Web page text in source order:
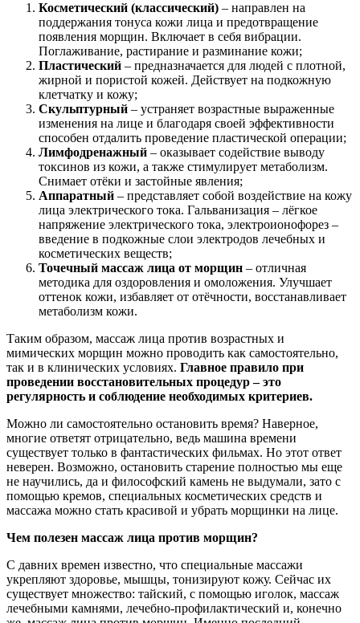
Косметический (классический) – направлен на
поддержания тонуса кожи лица и предотвращение
появления морщин. Включает в себя вибрации.
Поглаживание, растирание и разминание кожи;
Пластический – предназначается для людей с плотной,
жирной и пористой кожей. Действует на подкожную
клетчатку и кожу;
Скульптурный – устраняет возрастные выраженные
изменения на лице и благодаря своей эффективности
способен отдалить проведение пластической операции;
Лимфодренажный – оказывает содействие выводу
токсинов из кожи, а также стимулирует метаболизм.
Снимает отёки и застойные явления;
Аппаратный – представляет собой воздействие на кожу
лица электрического тока. Гальванизация – лёгкое
напряжение электрического тока, электроионофорез –
введение в подкожные слои электродов лечебных и
косметических веществ;
Точечный массаж лица от морщин – отличная
методика для оздоровления и омоложения. Улучшает
оттенок кожи, избавляет от отёчности, восстанавливает
метаболизм кожи.
Таким образом, массаж лица против возрастных и
мимических морщин можно проводить как самостоятельно,
так и в клинических условиях. Главное правило при
проведении восстановительных процедур – это
регулярность и соблюдение необходимых критериев.
Можно ли самостоятельно остановить время? Наверное,
многие ответят отрицательно, ведь машина времени
существует только в фантастических фильмах. Но этот ответ
неверен. Возможно, остановить старение полностью мы еще
не научились, да и философский камень не выдумали, зато с
помощью кремов, специальных косметических средств и
массажа можно стать красивой и убрать морщинки на лице.
Чем полезен массаж лица против морщин?
С давних времен известно, что специальные массажи
укрепляют здоровье, мышцы, тонизируют кожу. Сейчас их
существует множество: тайский, с помощью иголок, массаж
лечебными камнями, лечебно-профилактический и, конечно